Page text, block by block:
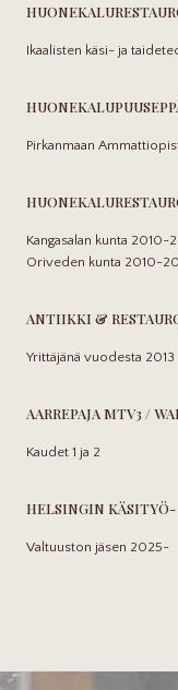
Ikaalisten käsi- ja
Pirkanmaan
Kangasalan kunta 2010-
Oriveden kunta 2010-
ANTIIKKI &
Yrittäjänä vuodesta 2013
AARREPAJA MTV3 /
Kaudet 1 ja 2
HELSINGIN KÄSITYÖ-
Valtuuston jäsen 2025-